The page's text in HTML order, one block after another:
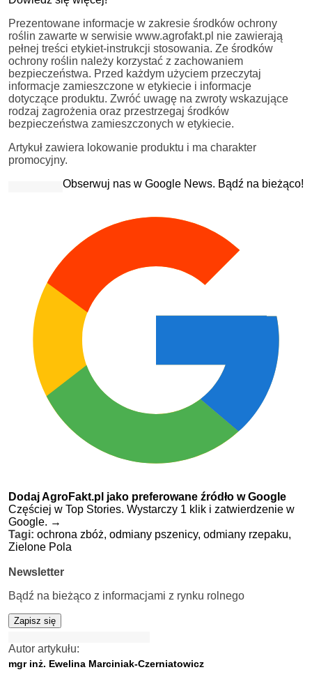
Prezentowane informacje w zakresie środków ochrony
roślin zawarte w serwisie www.agrofakt.pl nie zawierają
pełnej treści etykiet-instrukcji stosowania. Ze środków
ochrony roślin należy korzystać z zachowaniem
bezpieczeństwa. Przed każdym użyciem przeczytaj
informacje zamieszczone w etykiecie i informacje
dotyczące produktu. Zwróć uwagę na zwroty wskazujące
rodzaj zagrożenia oraz przestrzegaj środków
bezpieczeństwa zamieszczonych w etykiecie.
Artykuł zawiera lokowanie produktu i ma charakter
promocyjny.
Obserwuj nas w Google News. Bądź na bieżąco!
Dodaj AgroFakt.pl jako preferowane źródło w Google
Częściej w Top Stories. Wystarczy 1 klik i zatwierdzenie w
Google. →
Tagi: ochrona zbóż, odmiany pszenicy, odmiany rzepaku,
Zielone Pola
Newsletter
Bądź na bieżąco z informacjami z rynku rolnego
Zapisz się
Autor artykułu:
mgr inż. Ewelina Marciniak-Czerniatowicz